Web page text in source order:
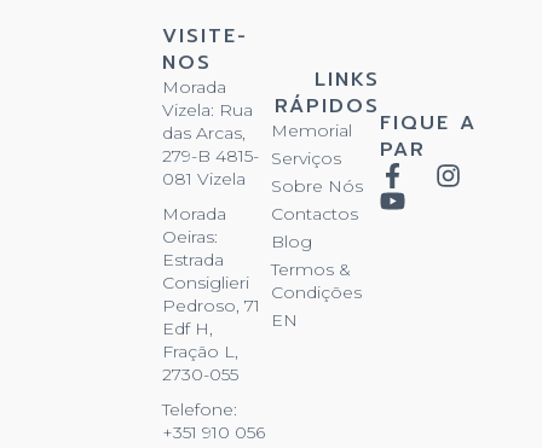
VISITE-
NOS
Morada
Vizela: Rua
das Arcas,
279-B 4815-
081 Vizela
Morada
Oeiras:
Estrada
Consiglieri
Pedroso, 71
Edf H,
Fração L,
2730-055
Telefone:
+351 910 056
LINKS
RÁPIDOS
Memorial
Serviços
Sobre Nós
Contactos
Blog
Termos &
Condições
EN
FIQUE A
PAR